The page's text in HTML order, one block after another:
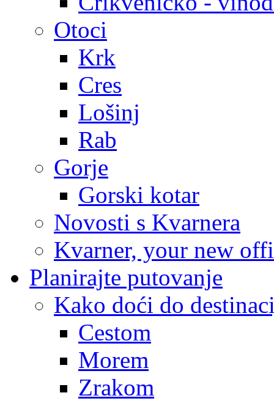
Otoci
Krk
Cres
Lošinj
Rab
Gorje
Gorski kotar
Novosti s Kvarnera
Kvarner, your new
Planirajte putovanje
Kako doći do
Cestom
Morem
Zrakom